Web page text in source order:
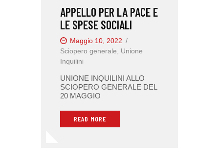
APPELLO PER LA PACE E
LE SPESE SOCIALI
Maggio 10, 2022
Sciopero generale, Unione
Inquilini
UNIONE INQUILINI ALLO
SCIOPERO GENERALE DEL
20 MAGGIO
READ MORE